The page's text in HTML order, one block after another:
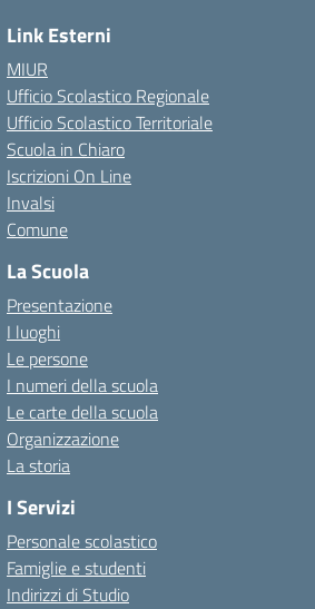
Link Esterni
MIUR
Ufficio Scolastico Regionale
Ufficio Scolastico Territoriale
Scuola in Chiaro
Iscrizioni On Line
Invalsi
Comune
La Scuola
Presentazione
I luoghi
Le persone
I numeri della scuola
Le carte della scuola
Organizzazione
La storia
I Servizi
Personale scolastico
Famiglie e studenti
Indirizzi di Studio